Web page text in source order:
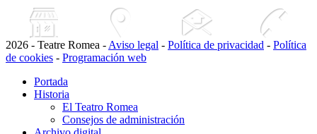
2026 - Teatre Romea - Aviso legal - Política de privacidad - Política
de cookies - Programación web
Portada
Historia
El Teatro Romea
Consejos de administración